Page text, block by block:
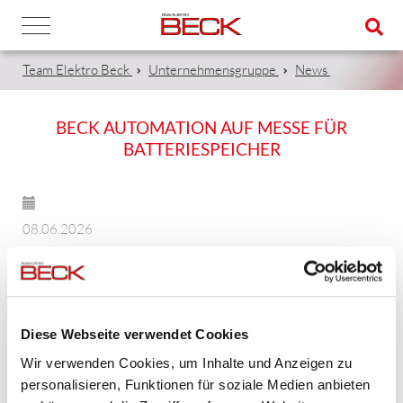
Diese Webseite verwendet Cookies
Wir verwenden Cookies, um Inhalte und Anzeigen zu
personalisieren, Funktionen für soziale Medien anbieten
Team Elektro Beck Unternehmensgruppe News
BECK AUTOMATION AUF MESSE FÜR
BATTERIESPEICHER
08.06.2026
Auf der Messe "intersolar München" ist die BECK
Jahren.
Hier gilt es die Kontakte zu pflegen, Neuheiten und